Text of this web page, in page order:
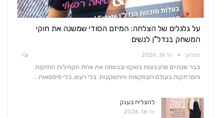
על גלגלים של הצלחה: המיזם הסודי שמשנה את חוקי
המשחק בנדל"ן לנשים
הבלוק יול 16, 2026
כבר שנתיים שהן בונות בשקט ובבטחה את אחת הקהילות החזקות
והמרתקות בעולם העסקאות וההשקעות. בלי רעש, בלי סיסמאות…
להצליח בענק
יול 16, 2026